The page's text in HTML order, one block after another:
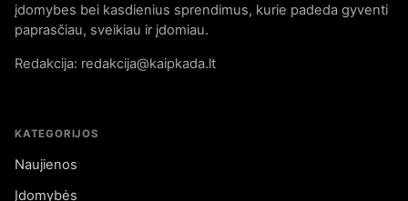
įdomybes bei kasdienius sprendimus, kurie padeda gyventi
paprasčiau, sveikiau ir įdomiau.
Redakcija: redakcija@kaipkada.lt
KATEGORIJOS
Naujienos
Įdomybės